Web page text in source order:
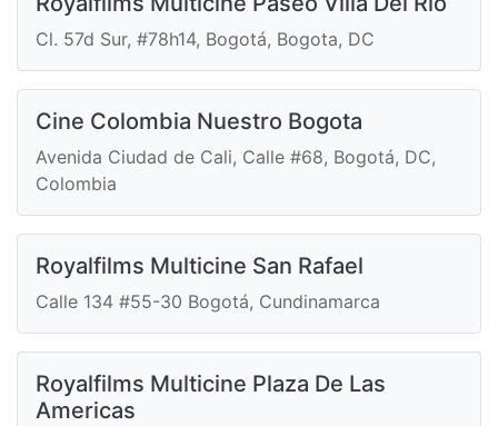
Cl. 57d Sur, #78h14, Bogotá, Bogota, DC
Cine Colombia Nuestro Bogota
Avenida Ciudad de Cali, Calle #68, Bogotá, DC,
Colombia
Royalfilms Multicine San Rafael
Calle 134 #55-30 Bogotá, Cundinamarca
Royalfilms Multicine Plaza De Las
Americas